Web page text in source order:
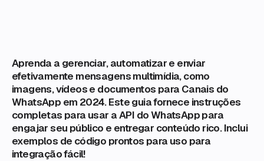
Aprenda a gerenciar, automatizar e enviar
efetivamente mensagens multimídia, como
imagens, vídeos e documentos para Canais do
WhatsApp em 2024. Este guia fornece instruções
completas para usar a API do WhatsApp para
engajar seu público e entregar conteúdo rico. Inclui
exemplos de código prontos para uso para
integração fácil!